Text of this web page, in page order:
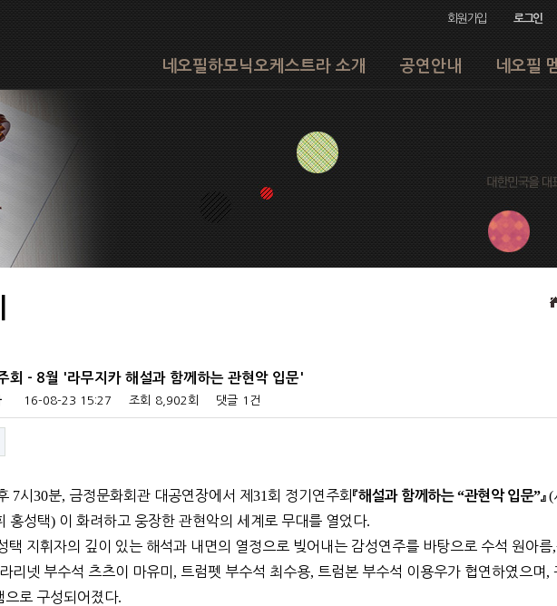
회원가입 로그인
네오필하모닉오케스트라 소개 공연안내 네오필
회 - 8월 '라무지카 해설과 함께하는 관현악 입문'
16-08-23 15:27 조회 8,902회 댓글 1건
7시 30분, 금정문화회관 대공연장에서 제 31 회 정기연주회 『해설과 함께하는“관현악 입문”』 (
홍성택) 이 화려하고 웅장한 관현악의 세계로 무대를 열었다.
택 지휘자의 깊이 있는 해석과 내면의 열정으로 빚어내는 감성연주를 바탕으로 수석 원아름,
리넷 부수석 츠츠이 마유미 , 트럼펫 부수석 최수용, 트럼본 부수석 이용우가 협연하였으며 ,
으로 구성되어졌다.